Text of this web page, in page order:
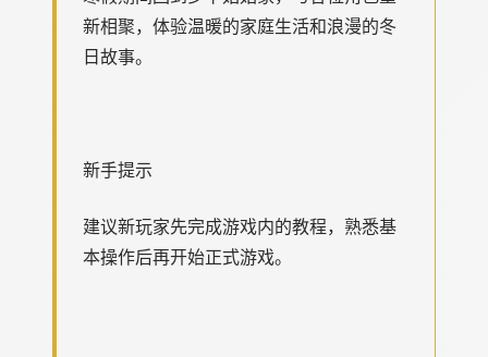
新相聚，体验温暖的家庭生活和浪漫的冬
日故事。
新手提示
建议新玩家先完成游戏内的教程，熟悉基
本操作后再开始正式游戏。